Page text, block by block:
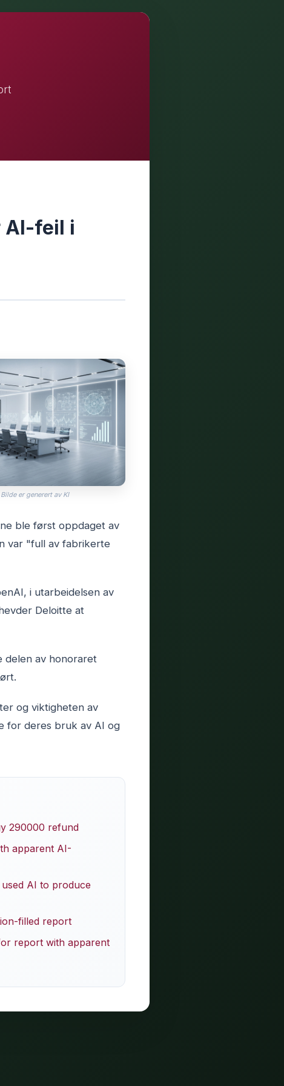
AI-feil i
Bilde er generert av KI
ble først oppdaget av
var "full av fabrikerte
i utarbeidelsen av
Deloitte at
delen av honoraret
og viktigheten av
for deres bruk av AI og
290000 refund
apparent AI-
AI to produce
filled report
report with apparent